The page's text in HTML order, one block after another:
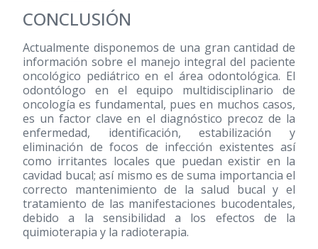
CONCLUSIÓN
Actualmente disponemos de una gran cantidad de
información sobre el manejo integral del paciente
oncológico pediátrico en el área odontológica. El
odontólogo en el equipo multidisciplinario de
oncología es fundamental, pues en muchos casos,
es un factor clave en el diagnóstico precoz de la
enfermedad, identificación, estabilización y
eliminación de focos de infección existentes así
como irritantes locales que puedan existir en la
cavidad bucal; así mismo es de suma importancia el
correcto mantenimiento de la salud bucal y el
tratamiento de las manifestaciones bucodentales,
debido a la sensibilidad a los efectos de la
quimioterapia y la radioterapia.